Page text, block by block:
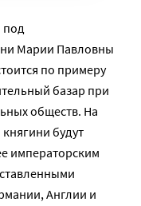
под
Марии Павловны
по примеру
базар при
обществ. На
будут
императорским
Англии и